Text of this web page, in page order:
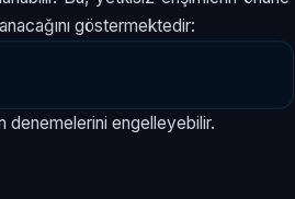
göstermektedir:
denemelerini engelleyebilir.